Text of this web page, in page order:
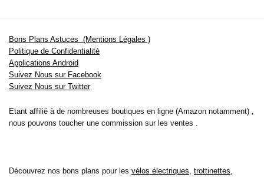
Bons Plans Astuces (Mentions Légales )
Politique de Confidentialité
Applications Android
Suivez Nous sur Facebook
Suivez Nous sur Twitter
Etant affilié à de nombreuses boutiques en ligne (Amazon notamment) ,
nous pouvons toucher une commission sur les ventes .
Découvrez nos bons plans pour les vélos électriques trottinettes